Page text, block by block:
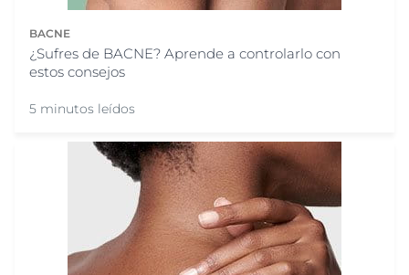
BACNE
¿Sufres de BACNE? Aprende a controlarlo con
estos consejos
5 minutos leídos